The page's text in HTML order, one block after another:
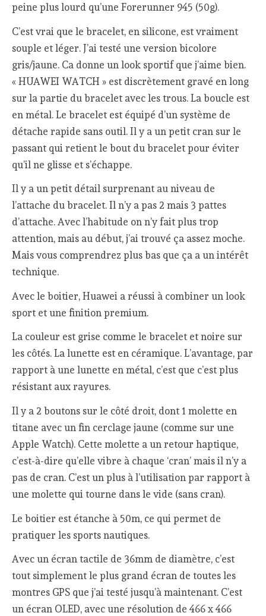
peine plus lourd qu’une Forerunner 945 (50g).
C’est vrai que le bracelet, en silicone, est vraiment
souple et léger. J’ai testé une version bicolore
gris/jaune. Ca donne un look sportif que j’aime bien.
« HUAWEI WATCH » est discrètement gravé en long
sur la partie du bracelet avec les trous. La boucle est
en métal. Le bracelet est équipé d’un système de
détache rapide sans outil. Il y a un petit cran sur le
passant qui retient le bout du bracelet pour éviter
qu’il ne glisse et s’échappe.
Il y a un petit détail surprenant au niveau de
l’attache du bracelet. Il n’y a pas 2 mais 3 pattes
d’attache. Avec l’habitude on n’y fait plus trop
attention, mais au début, j’ai trouvé ça assez moche.
Mais vous comprendrez plus bas que ça a un intérêt
technique.
Avec le boitier, Huawei a réussi à combiner un look
sport et une finition premium.
La couleur est grise comme le bracelet et noire sur
les côtés. La lunette est en céramique. L’avantage, par
rapport à une lunette en métal, c’est que c’est plus
résistant aux rayures.
Il y a 2 boutons sur le côté droit, dont 1 molette en
titane avec un fin cerclage jaune (comme sur une
Apple Watch). Cette molette a un retour haptique,
c’est-à-dire qu’elle vibre à chaque ‘cran’ mais il n’y a
pas de cran. C’est un plus à l’utilisation par rapport à
une molette qui tourne dans le vide (sans cran).
Le boitier est étanche à 50m, ce qui permet de
pratiquer les sports nautiques.
Avec un écran tactile de 36mm de diamètre, c’est
tout simplement le plus grand écran de toutes les
montres GPS que j’ai testé jusqu’à maintenant. C’est
un écran OLED, avec une résolution de 466 x 466